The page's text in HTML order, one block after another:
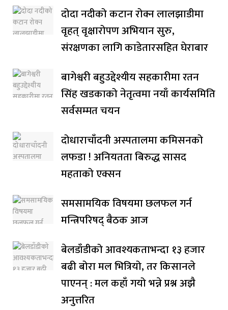
दोदा नदीको कटान रोक्न लालझाडीमा
वृहत् वृक्षारोपण अभियान सुरु,
संरक्षणका लागि काडेतारसहित घेराबार
बागेश्वरी बहुउद्देश्यीय सहकारीमा रतन
सिंह खडकाको नेतृत्वमा नयाँ कार्यसमिति
सर्वसम्मत चयन
दोधाराचाँदनी अस्पतालमा कमिसनको
लफडा ! अनियतता बिरुद्ध सासद
महताको एक्सन
समसामयिक विषयमा छलफल गर्न
मन्त्रिपरिषद् बैठक आज
बेलडाँडीको आवश्यकताभन्दा १३ हजार
बढी बोरा मल भित्रियो, तर किसानले
पाएनन् : मल कहाँ गयो भन्ने प्रश्न अझै
अनुत्तरित